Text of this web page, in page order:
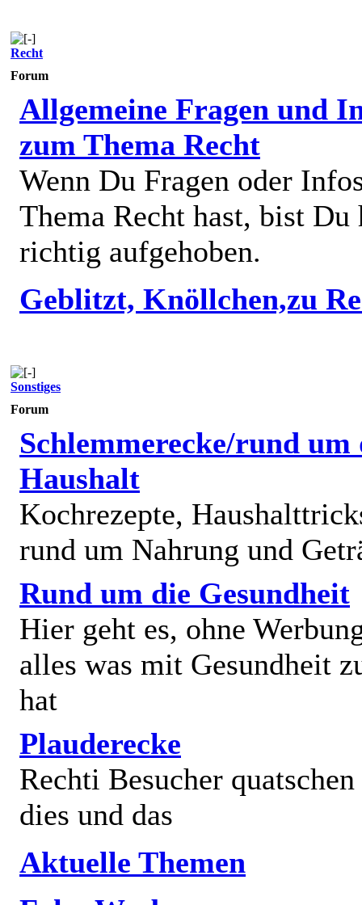
Recht
Forum
Allgemeine Fragen und
zum Thema Recht
Wenn Du Fragen oder
Thema Recht hast, bist Du
richtig aufgehoben.
Geblitzt, Knöllchen,zu
Sonstiges
Forum
Schlemmerecke/rund um
Haushalt
Kochrezepte,
rund um Nahrung und
Rund um die Gesundheit
Hier geht es, ohne
alles was mit Gesundheit
hat
Plauderecke
Rechti Besucher
dies und das
Aktuelle Themen